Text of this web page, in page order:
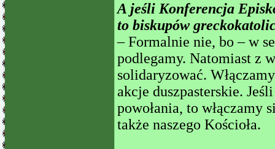
A jeśli Konferencja
to biskupów
– Formalnie nie, bo – w
podlegamy. Natomiast z
solidaryzować.
akcje duszpasterskie.
powołania, to włączamy
także naszego Kościoła.